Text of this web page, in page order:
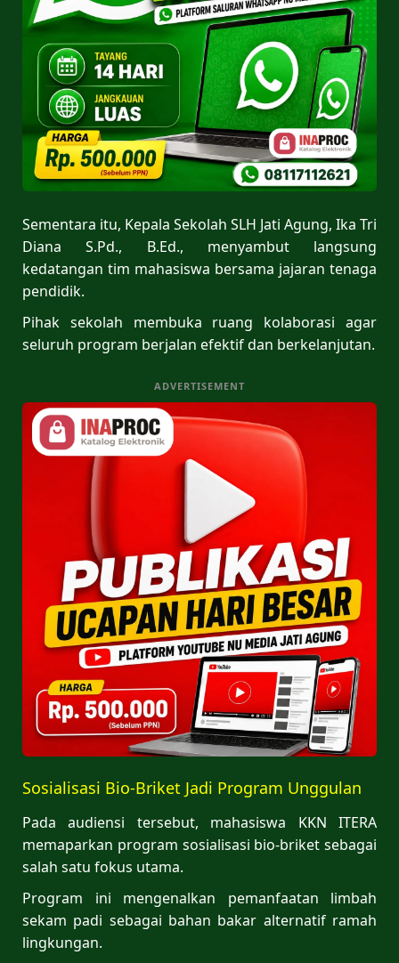
Sementara itu, Kepala Sekolah SLH Jati Agung, Ika Tri
Diana S.Pd., B.Ed., menyambut langsung
kedatangan tim mahasiswa bersama jajaran tenaga
pendidik.
Pihak sekolah membuka ruang kolaborasi agar
seluruh program berjalan efektif dan berkelanjutan.
ADVERTISEMENT
Sosialisasi Bio-Briket Jadi Program Unggulan
Pada audiensi tersebut, mahasiswa KKN ITERA
memaparkan program sosialisasi bio-briket sebagai
salah satu fokus utama.
Program ini mengenalkan pemanfaatan limbah
sekam padi sebagai bahan bakar alternatif ramah
lingkungan.